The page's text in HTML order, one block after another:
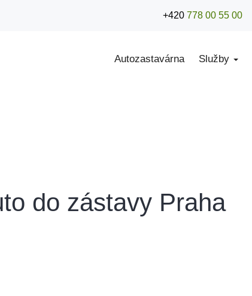
+420 778 00 55 00
Autozastavárna Služby
do zástavy Praha